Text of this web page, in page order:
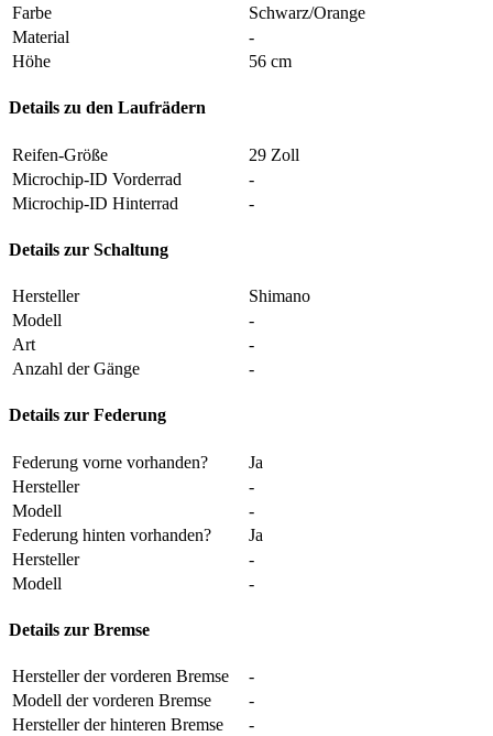
Farbe
Schwarz/Orange
Material
-
Höhe
56 cm
Details zu den Laufrädern
Reifen-Größe
29 Zoll
Microchip-ID Vorderrad
-
Microchip-ID Hinterrad
-
Details zur Schaltung
Hersteller
Shimano
Modell
-
Art
-
Anzahl der Gänge
-
Details zur Federung
Federung vorne vorhanden?
Ja
Hersteller
-
Modell
-
Federung hinten vorhanden?
Ja
Hersteller
-
Modell
-
Details zur Bremse
Hersteller der vorderen Bremse
-
Modell der vorderen Bremse
-
Hersteller der hinteren Bremse
-